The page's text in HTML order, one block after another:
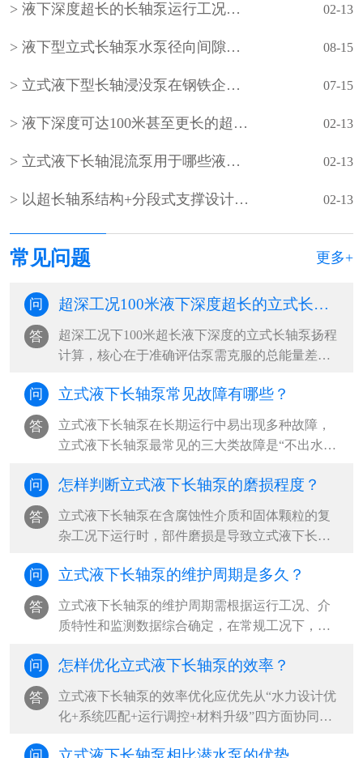
液下深度超长的长轴泵运行工况分析 02-13
液下型立式长轴泵水泵径向间隙怎样调整？ 08-15
立式液下型长轴浸没泵在钢铁企业的使用 07-15
液下深度可达100米甚至更长的超长型立式液下长轴泵如何设计？ 02-13
立式液下长轴混流泵用于哪些液下深度超长的超深工况？ 02-13
以‌超长轴系结构+分段式支撑设计‌为核心的‌超长立式液下长轴泵 02-13
常见问题 更多+
问 超深工况100米液下深度超长的立式长轴泵的扬程如何计算？
答
超深工况下100米超长液下深度的立式长轴泵扬程
计算，核心在于准确评估泵需克服的总能量差，
问 立式液下长轴泵常见故障有哪些？
答
立式液下长轴泵在长期运行中易出现多种故障，‌
立式液下长轴泵最常见的三大类故障是“不出水或
动”，其中以吸入侧问题、轴系不稳定和电气系统
故障为根本诱因，占现场故障案例的80%以上‌。
问 怎样判断立式液下长轴泵的磨损程度？
答
​立式液下长轴泵在含腐蚀性介质和固体颗粒的复
杂工况下运行时，部件磨损是导致立式液下长轴
断方法是“运行参数监测+定期拆检+无损检测”三
结合，其中压力下降超过20%、振动加剧和目视
表面损伤是立式液下长轴泵最直接的磨损信号‌。
问 立式液下长轴泵的维护周期是多久？
答
立式液下长轴泵的维护周期需根据运行工况、介
质特性和监测数据综合确定，‌在常规工况下，建
2000小时进行一次全面检查，每6个月至1年安排
一次周期性大修；但在含腐蚀性介质、含固颗粒
等高危工况下，立式液下长轴泵应缩短至每3个月
检查一次，并结合振动、温度等状态监测结果实
施动态调整‌。···
问 怎样优化立式液下长轴泵的效率？
答
​立式液下长轴泵的效率优化应优先从“水力设计优
化+系统匹配+运行调控+材料升级”四方面协同推